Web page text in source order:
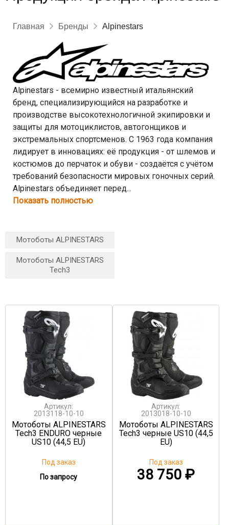
Главная Бренды Alpinestars
Alpinestars - всемирно известный итальянский
бренд, специализирующийся на разработке и
производстве высокотехнологичной экипировки и
защиты для мотоциклистов, автогонщиков и
экстремальных спортсменов. С 1963 года компания
лидирует в инновациях: её продукция - от шлемов и
костюмов до перчаток и обуви - создаётся с учётом
требований безопасности мировых гоночных серий.
Alpinestars объединяет перед...
Показать полностью
Мотоботы ALPINESTARS
Мотоботы ALPINESTARS
Tech3
Артикул:
2013118-10-10
Мотоботы ALPINESTARS
Tech3 ENDURO черные
US10 (44,5 EU)
По запросу
Под заказ
Артикул:
2013018-10-10
Мотоботы ALPINESTARS
Tech3 черные US10 (44,5
EU)
38 750₽
Под заказ